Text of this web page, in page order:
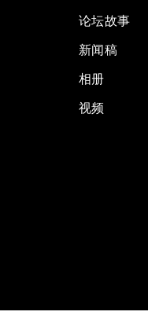
论坛故事
新闻稿
相册
视频